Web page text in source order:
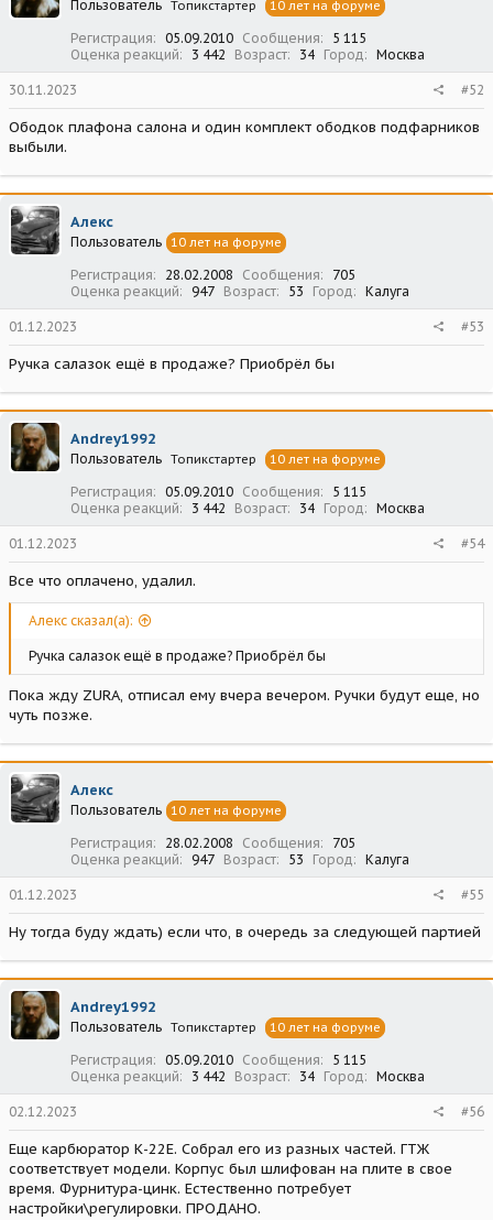
и
Пользователь Топикстартер 10 лет на форуме
Регистрация 05.09.2010 Сообщения
5 115
Оценка реакций
3 442 Возраст 34 Город Москва
30.11.2023 #52
Ободок плафона салона и один комплект ободков подфарников
выбыли.
Алекс
Пользователь 10 лет на форуме
Регистрация 28.02.2008 Сообщения
705
Оценка реакций
947 Возраст 53 Город Калуга
01.12.2023 #53
Ручка салазок ещё в продаже? Приобрёл бы
Andrey1992
Пользователь Топикстартер 10 лет на форуме
Регистрация 05.09.2010 Сообщения
5 115
Оценка реакций
3 442 Возраст 34 Город Москва
01.12.2023 #54
Все что оплачено, удалил.
Алекс сказал(а):
Ручка салазок ещё в продаже? Приобрёл бы
Пока жду ZURA, отписал ему вчера вечером. Ручки будут еще, но
чуть позже.
Алекс
Пользователь 10 лет на форуме
Регистрация 28.02.2008 Сообщения
705
Оценка реакций
947 Возраст 53 Город Калуга
01.12.2023 #55
Ну тогда буду ждать) если что, в очередь за следующей партией
Andrey1992
Пользователь Топикстартер 10 лет на форуме
Регистрация 05.09.2010 Сообщения
5 115
Оценка реакций
3 442 Возраст 34 Город Москва
02.12.2023 #56
Еще карбюратор К-22Е. Собрал его из разных частей. ГТЖ
соответствует модели. Корпус был шлифован на плите в свое
время. Фурнитура-цинк. Естественно потребует
настройки\регулировки. ПРОДАНО.